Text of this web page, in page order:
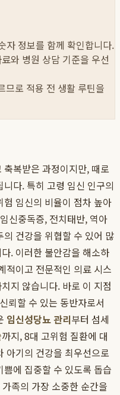
자 정보를 함께 확인합니다.
와 병원 상담 기준을 우선
므로 적용 전 생활 루틴을
복받은 과정이지만, 때로
다. 특히 고령 임신 인구의
임신의 비율이 점차 높아
신중독증, 전치태반, 역아
건강을 위협할 수 있어 많
. 이러한 불안감을 해소하
적이고 전문적인 의료 시스
지 않습니다. 바로 이 지점
뢰할 수 있는 동반자로서
임신성당뇨 관리부터 섬세
까지, 8대 고위험 질환에 대
아기의 건강을 최우선으로
에 집중할 수 있도록 돕습
족의 가장 소중한 순간을